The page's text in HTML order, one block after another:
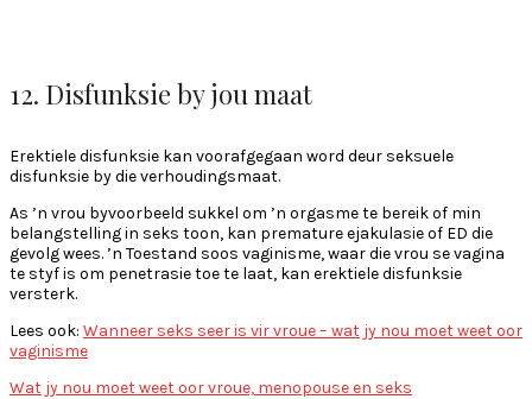
12. Disfunksie by jou maat
Erektiele disfunksie kan voorafgegaan word deur seksuele
disfunksie by die verhoudingsmaat.
As ’n vrou byvoorbeeld sukkel om ’n orgasme te bereik of min
belangstelling in seks toon, kan premature ejakulasie of ED die
gevolg wees. ’n Toestand soos vaginisme, waar die vrou se vagina
te styf is om penetrasie toe te laat, kan erektiele disfunksie
versterk.
Lees ook: Wanneer seks seer is vir vroue – wat jy nou moet weet oor
vaginisme
Wat jy nou moet weet oor vroue, menopouse en seks